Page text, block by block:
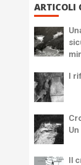
ARTICOLI
I
Il